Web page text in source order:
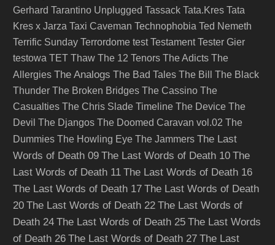
Gerhard Tarantino Unplugged Tassack Tata.Kres Tata
Kres x Jarza Taxi Caveman Technophobia Ted Nemeth
Terrific Sunday Terrordome test Testament Tester Gier
testowa TET Thaw The 12 Tenors The Adicts The
Allergies The Analogs The Bad Tales The Bill
The Black
Thunder The Broken Bridges The Cassino The
Casualties The Chris Slade Timeline The Device The
Devil The Djangos The Doomed Caravan vol.02 The
Dummies The Howling Eye The Jammers The Last
Words of Death 09 The Last Words of Death 10 The
Last Words of Death 11 The Last Words of Death 16
The Last Words of Death 17 The Last Words of Death
20 The Last Words of Death 22 The Last Words of
Death 24 The Last Words of Death 25 The Last Words
of Death 26 The Last Words of Death 27 The Last